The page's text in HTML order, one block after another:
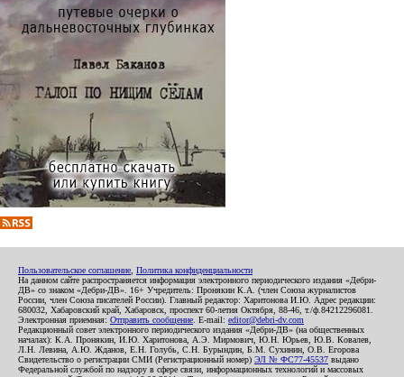
Пользовательское соглашение Политика конфиденциальности
На данном сайте распространяется информация электронного периодического издания «Дебри-
ДВ» со знаком «Дебри-ДВ». 16+ Учредитель: Пронякин К.А. (член Союза журналистов
России, член Союза писателей России). Главный редактор: Харитонова И.Ю. Адрес редакции:
680032, Хабаровский край, Хабаровск, проспект 60-летия Октября, 88-46, т./ф.84212296081.
Электронная приемная: Отправить сообщение . E-mail: editor@debri-dv.com
Редакционный совет электронного периодического издания «Дебри-ДВ» (на общественных
началах): К.А. Пронякин, И.Ю. Харитонова, А.Э. Мирмович, Ю.Н. Юрьев, Ю.В. Ковалев,
Л.Н. Левина, А.Ю. Жданов, Е.Н. Голубь, С.Н. Бурындин, Б.М. Сухинин, О.В. Егорова
Свидетельство о регистрации СМИ (Регистрационный номер) ЭЛ № ФС77-45537 выдано
Федеральной службой по надзору в сфере связи, информационных технологий и массовых